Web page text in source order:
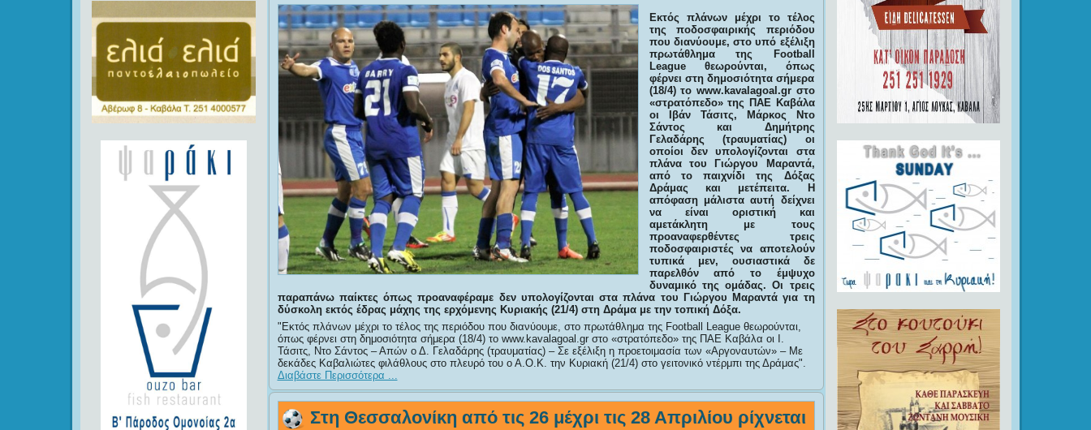
Εκτός πλάνων μέχρι το τέλος
της ποδοσφαιρικής περιόδου
που διανύουμε, στο υπό εξέλιξη
πρωτάθλημα της Football
League θεωρούνται, όπως
φέρνει στη δημοσιότητα σήμερα
(18/4) το www.kavalagoal.gr στο
«στρατόπεδο» της ΠΑΕ Καβάλα
οι Ιβάν Τάσιτς, Μάρκος Ντο
Σάντος και Δημήτρης
Γελαδάρης (τραυματίας) οι
οποίοι δεν υπολογίζονται στα
πλάνα του Γιώργου Μαραντά,
από το παιχνίδι της Δόξας
Δράμας και μετέπειτα. Η
απόφαση μάλιστα αυτή δείχνει
να είναι οριστική και
αμετάκλητη με τους
προαναφερθέντες τρεις
ποδοσφαιριστές να αποτελούν
τυπικά μεν, ουσιαστικά δε
παρελθόν από το έμψυχο
δυναμικό της ομάδας. Οι τρεις
παραπάνω παίκτες όπως προαναφέραμε δεν υπολογίζονται στα πλάνα του Γιώργου Μαραντά για τη
δύσκολη εκτός έδρας μάχης της ερχόμενης Κυριακής (21/4) στη Δράμα με την τοπική Δόξα.
Εκτός πλάνων μέχρι το τέλος της περιόδου που διανύουμε, στο πρωτάθλημα της Football League θεωρούνται,
όπως φέρνει στη δημοσιότητα σήμερα (18/4) το www.kavalagoal.gr στο «στρατόπεδο» της ΠΑΕ Καβάλα οι Ι.
Τάσιτς, Ντο Σάντος – Απών ο Δ. Γελαδάρης (τραυματίας) – Σε εξέλιξη η προετοιμασία των «Αργοναυτών» – Με
δεκάδες Καβαλιώτες φιλάθλους στο πλευρό του ο Α.Ο.Κ. την Κυριακή (21/4) στο γειτονικό ντέρμπι της Δράμας .
Διαβάστε Περισσότερα ...
Στη Θεσσαλονίκη από τις 26 μέχρι τις 28 Απριλίου ρίχνεται